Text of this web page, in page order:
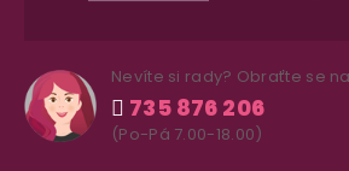
Nevíte si rady? Obraťte se
735 876 206
(Po-Pá 7.00-18.00)